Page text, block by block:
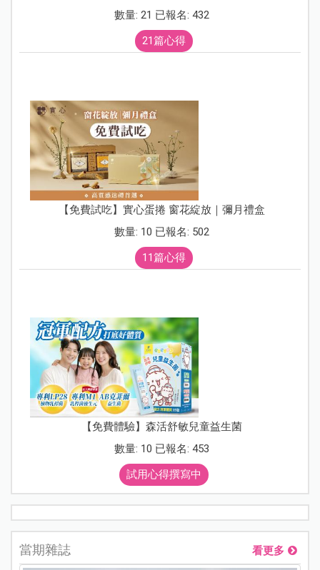
數量: 21 已報名: 432
21篇心得
【免費試吃】實心蛋捲 窗花綻放｜彌月禮盒
數量: 10 已報名: 502
11篇心得
【免費體驗】森活舒敏兒童益生菌
數量: 10 已報名: 453
試用心得撰寫中
當期雜誌 看更多